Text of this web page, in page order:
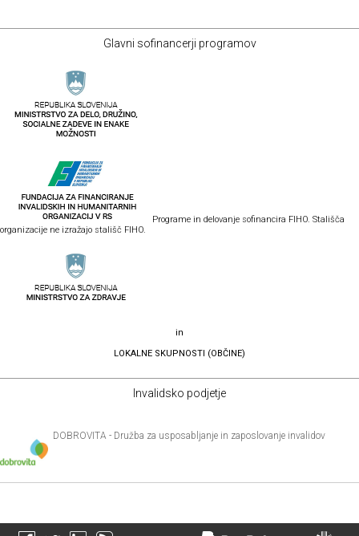
Glavni sofinancerji programov
Programe in delovanje sofinancira FIHO. Stališča
organizacije ne izražajo stališč FIHO.
in
LOKALNE SKUPNOSTI (OBČINE)
Invalidsko podjetje
DOBROVITA - Družba za usposabljanje in zaposlovanje invalidov